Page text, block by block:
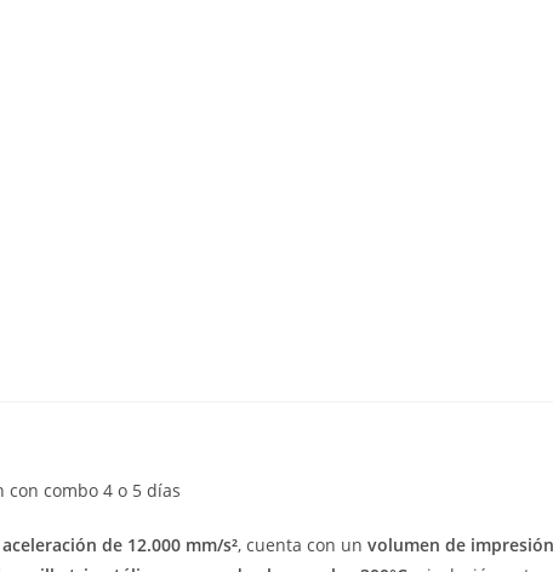
con combo 4 o 5 días
de 12.000 mm/s², cuenta con un volumen de